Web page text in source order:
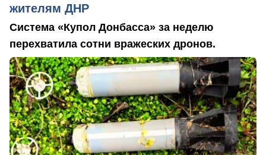
жителям ДНР
Система «Купол Донбасса» за неделю
перехватила сотни вражеских дронов.